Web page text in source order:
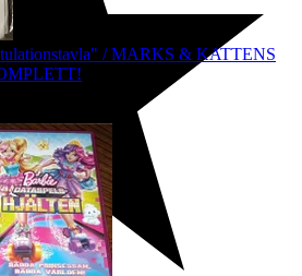
/ MARKS & KATTENS